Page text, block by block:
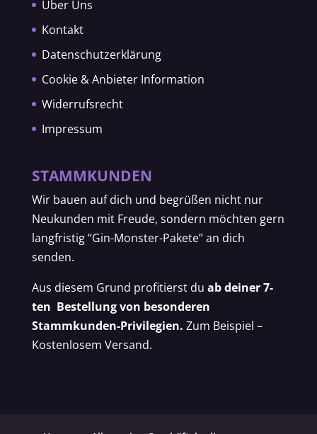
Über Uns
Kontakt
Datenschutzerklärung
Cookie & Anbieter Information
Widerrufsrecht
Impressum
STAMMKUNDEN
Wir bauen auf dich und begrüßen nicht nur
Neukunden mit Freude, sondern möchten gern
langfristig “Gin-Monster-Pakete” an dich
senden.
Aus diesem Grund profitierst du ab deiner 7-
ten Bestellung von besonderen
Stammkunden-Privilegien. Zum Beispiel –
Kostenlosem Versand.